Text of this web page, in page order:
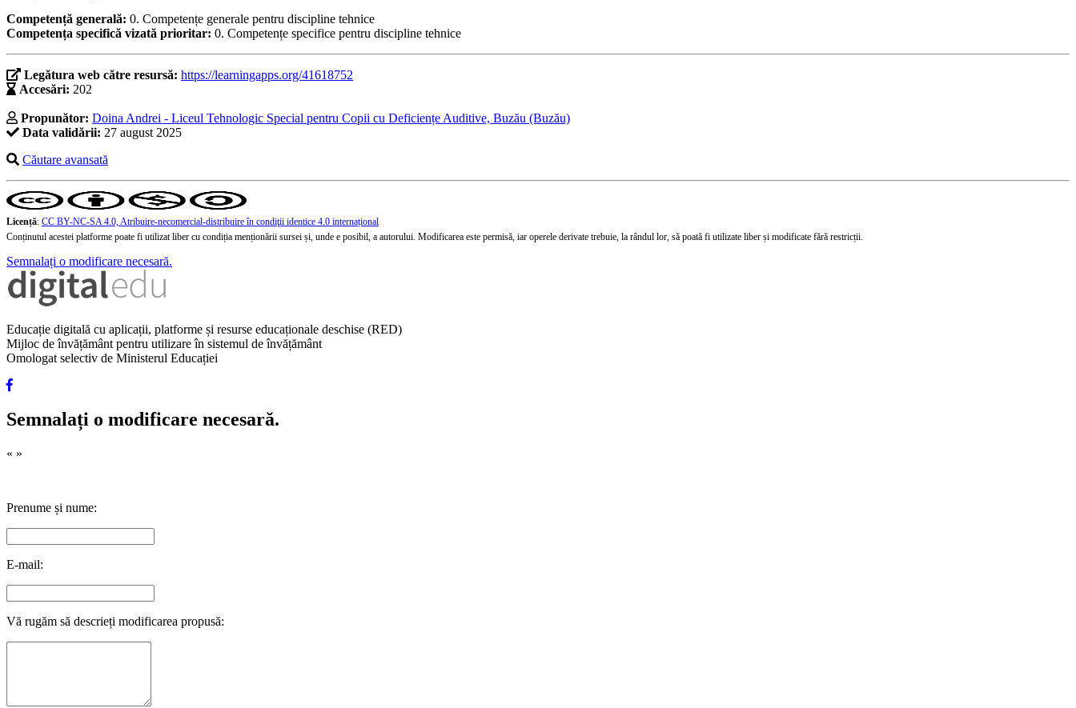
Competență generală: 0. Competențe generale pentru discipline tehnice
Competența specifică vizată prioritar: 0. Competențe specifice pentru discipline tehnice
Legătura web către resursă: https://learningapps.org/41618752
Accesări: 202
Propunător: Doina Andrei - Liceul Tehnologic Special pentru Copii cu Deficiențe Auditive, Buzău (Buzău)
Data validării: 27 august 2025
Căutare avansată
Licență: CC BY-NC-SA 4.0, Atribuire-necomercial-distribuire în condiţii identice 4.0 internațional
Conținutul acestei platforme poate fi utilizat liber cu condiția menționării sursei și, unde e posibil, a autorului. Modificarea este permisă, iar operele derivate trebuie, la rândul lor, să poată fi utilizate liber și modificate fără restricții.
Semnalați o modificare necesară.
Educație digitală cu aplicații, platforme și resurse educaționale deschise (RED)
Mijloc de învățământ pentru utilizare în sistemul de învățământ
Omologat selectiv de Ministerul Educației
Semnalați o modificare necesară.
« »
Prenume și nume:
E-mail:
Vă rugăm să descrieți modificarea propusă: